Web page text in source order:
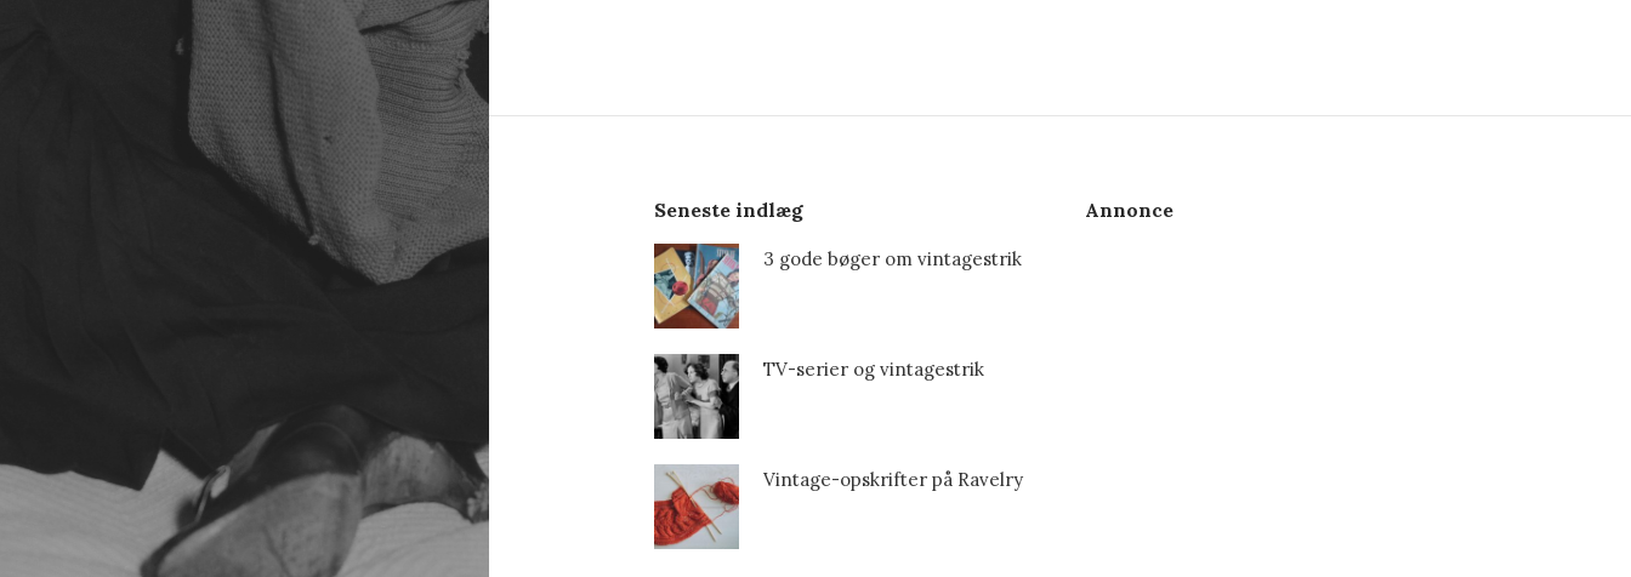
Seneste indlæg
3 gode bøger om vintagestrik
TV-serier og vintagestrik
Vintage-opskrifter på Ravelry
Annonce